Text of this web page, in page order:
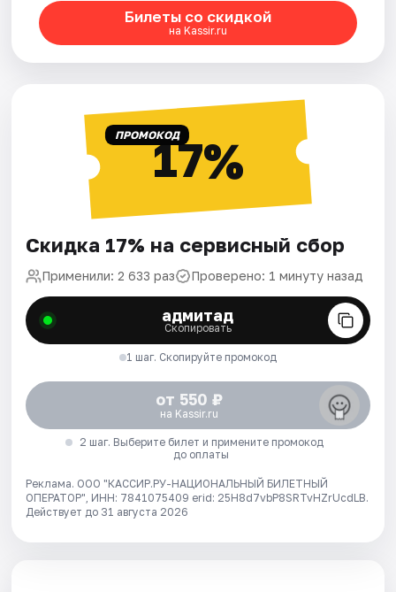
Билеты со скидкой
на Kassir.ru
ПРОМОКОД17%
Скидка 17% на сервисный сбор
Применили: 2 633 раз Проверено: 1 минуту назад
адмитад
Скопировать
1 шаг. Скопируйте промокод
от 550 ₽
на Kassir.ru
2 шаг. Выберите билет и примените промокод
до оплаты
Реклама. ООО "КАССИР.РУ-НАЦИОНАЛЬНЫЙ БИЛЕТНЫЙ
ОПЕРАТОР", ИНН: 7841075409 erid: 25H8d7vbP8SRTvHZrUcdLB.
Действует до 31 августа 2026